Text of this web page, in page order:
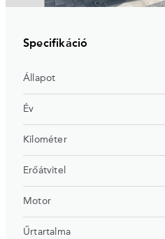
Specifikáció
Állapot
Év
Kilométer
Erőátvitel
Motor
Űrtartalma